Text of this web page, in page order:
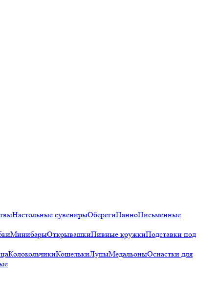
Настольные сувенирыОберегиПанноПисьменные
МинибарыОткрывашкиПивные кружкиПодставки под
КолокольчикиКошелькиЛупыМедальоныОснастки для